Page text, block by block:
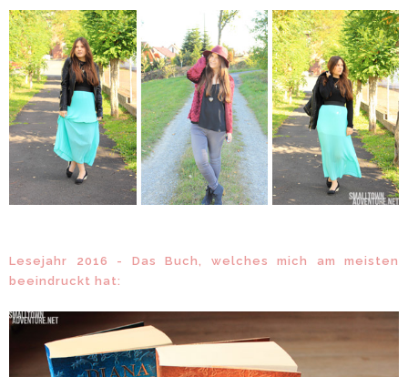
Lesejahr 2016 - Das Buch, welches mich am meisten
beeindruckt hat: